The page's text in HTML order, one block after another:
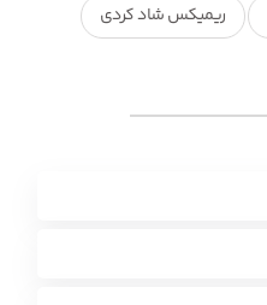
ریمیکس شاد کردی